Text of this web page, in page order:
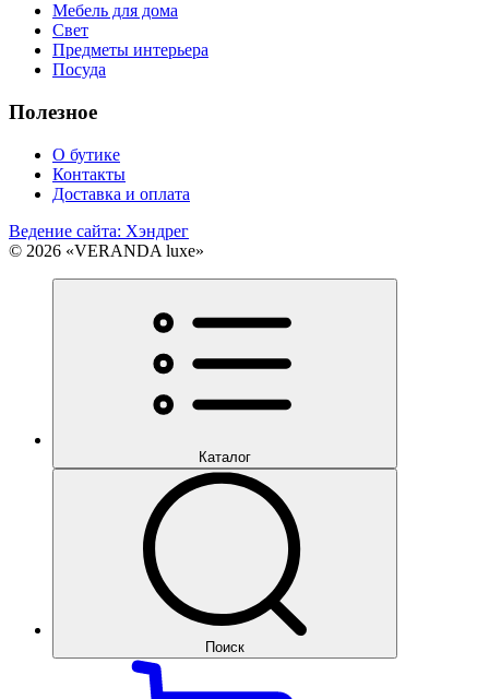
Мебель для дома
Свет
Предметы интерьера
Посуда
Полезное
О бутике
Контакты
Доставка и оплата
Ведение сайта: Хэндрег
© 2026 «VERANDA luxe»
Каталог
Поиск